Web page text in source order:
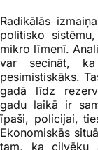
Radikālās
politisko
mikro līmenī.
var secināt,
pesimistiskāks.
gadā līdz
gadu laikā ir
īpaši, policijai,
Ekonomiskās
tam, ka cilvēku